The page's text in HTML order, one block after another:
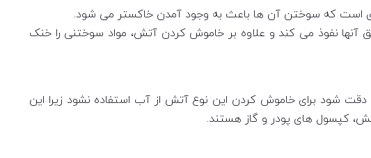
است که سوختن آن ها باعث به وجود آمدن خاکستر می شود.
نفوذ می کند و علاوه بر خاموش کردن آتش، مواد سوختنی را خنک
دقت شود برای خاموش کردن این نوع آتش از آب استفاده نشود زیرا این
کپسول های پودر و گاز هستند.